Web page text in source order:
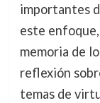
importantes
este
memoria de
reflexión
temas de